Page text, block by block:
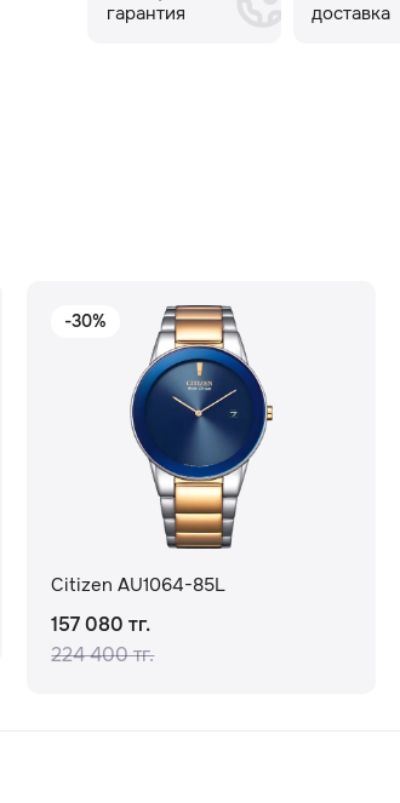
гарантия
доставка
-30%
Citizen AU1064-85L
157 080 тг.
224 400 тг.